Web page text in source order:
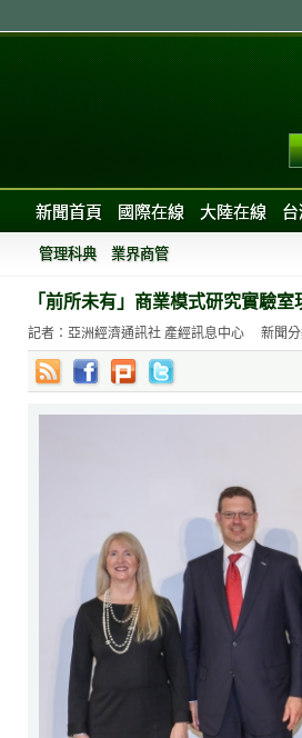
新聞首頁 國際在線 大陸在線
管理科典 業界商管
「前所未有」商業模式研究實驗室
記者：亞洲經濟通訊社 產經訊息中心 新聞